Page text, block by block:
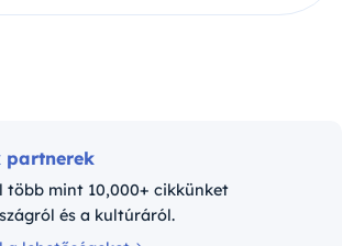
partnerek
több mint 10,000+ cikkünket
és a kultúráról.